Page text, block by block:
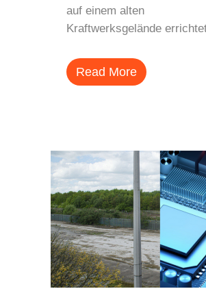
auf einem alten
Kraftwerksgelände
Read More